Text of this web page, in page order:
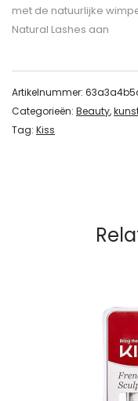
met de natuurlijke
Natural Lashes aan
Artikelnummer:
Categorieën: Beauty,
Tag: Kiss